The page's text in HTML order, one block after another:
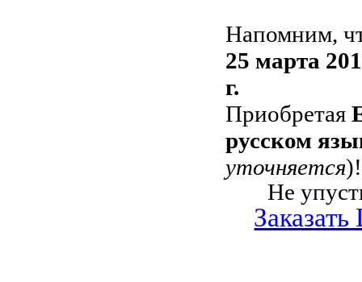
Напомним,
25 марта
г.
Приобретая
русском
уточняется)!
Не